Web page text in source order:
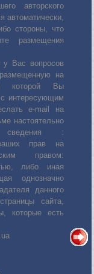
авторского
автоматически,
стороны, что
размещения
у Вас вопросов
на
которой Вы
интересующим
е-mail на
настоятельно
сведения :
ваших прав на
правом:
либо иная
однозначно
данного
сайта,
которые есть